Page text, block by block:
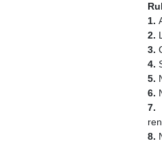
1.
2.
3.
4.
5.
6.
7.
8.